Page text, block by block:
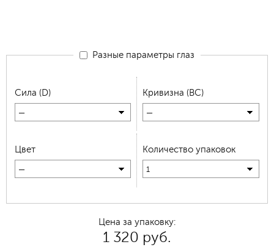
Разные параметры глаз
Сила (D)
—
Кривизна (BC)
—
Цвет
—
Количество упаковок
1
Цена за упаковку:
1 320 руб.